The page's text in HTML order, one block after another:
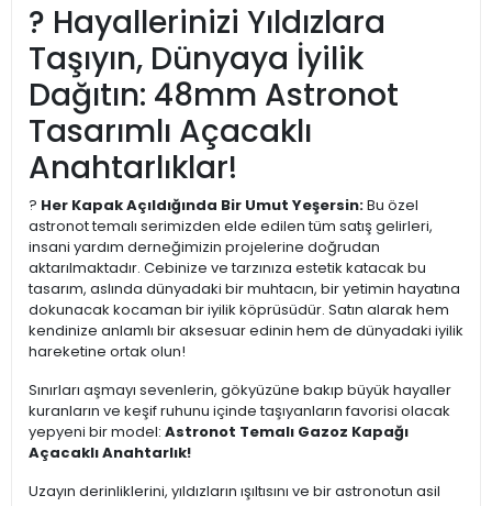
? Hayallerinizi Yıldızlara
Taşıyın, Dünyaya İyilik
Dağıtın: 48mm Astronot
Tasarımlı Açacaklı
Anahtarlıklar!
? Her Kapak Açıldığında Bir Umut Yeşersin:Bu özel
astronot temalı serimizden elde edilen tüm satış gelirleri,
insani yardım derneğimizin projelerine doğrudan
aktarılmaktadır. Cebinize ve tarzınıza estetik katacak bu
tasarım, aslında dünyadaki bir muhtacın, bir yetimin hayatına
dokunacak kocaman bir iyilik köprüsüdür. Satın alarak hem
kendinize anlamlı bir aksesuar edinin hem de dünyadaki iyilik
hareketine ortak olun!
Sınırları aşmayı sevenlerin, gökyüzüne bakıp büyük hayaller
kuranların ve keşif ruhunu içinde taşıyanların favorisi olacak
yepyeni bir model: Astronot Temalı Gazoz Kapağı
Açacaklı Anahtarlık!
Uzayın derinliklerini, yıldızların ışıltısını ve bir astronotun asil